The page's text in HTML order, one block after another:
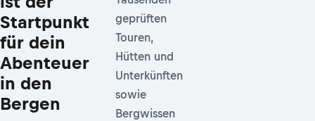
Startpunkt
für dein
Abenteuer
in den
Bergen
geprüften
Touren,
Hütten und
Unterkünften
sowie
Bergwissen